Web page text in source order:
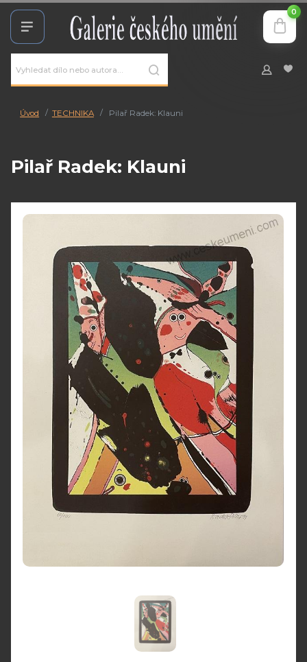
0
Úvod TECHNIKA Pilař Radek: Klauni
Pilař Radek: Klauni